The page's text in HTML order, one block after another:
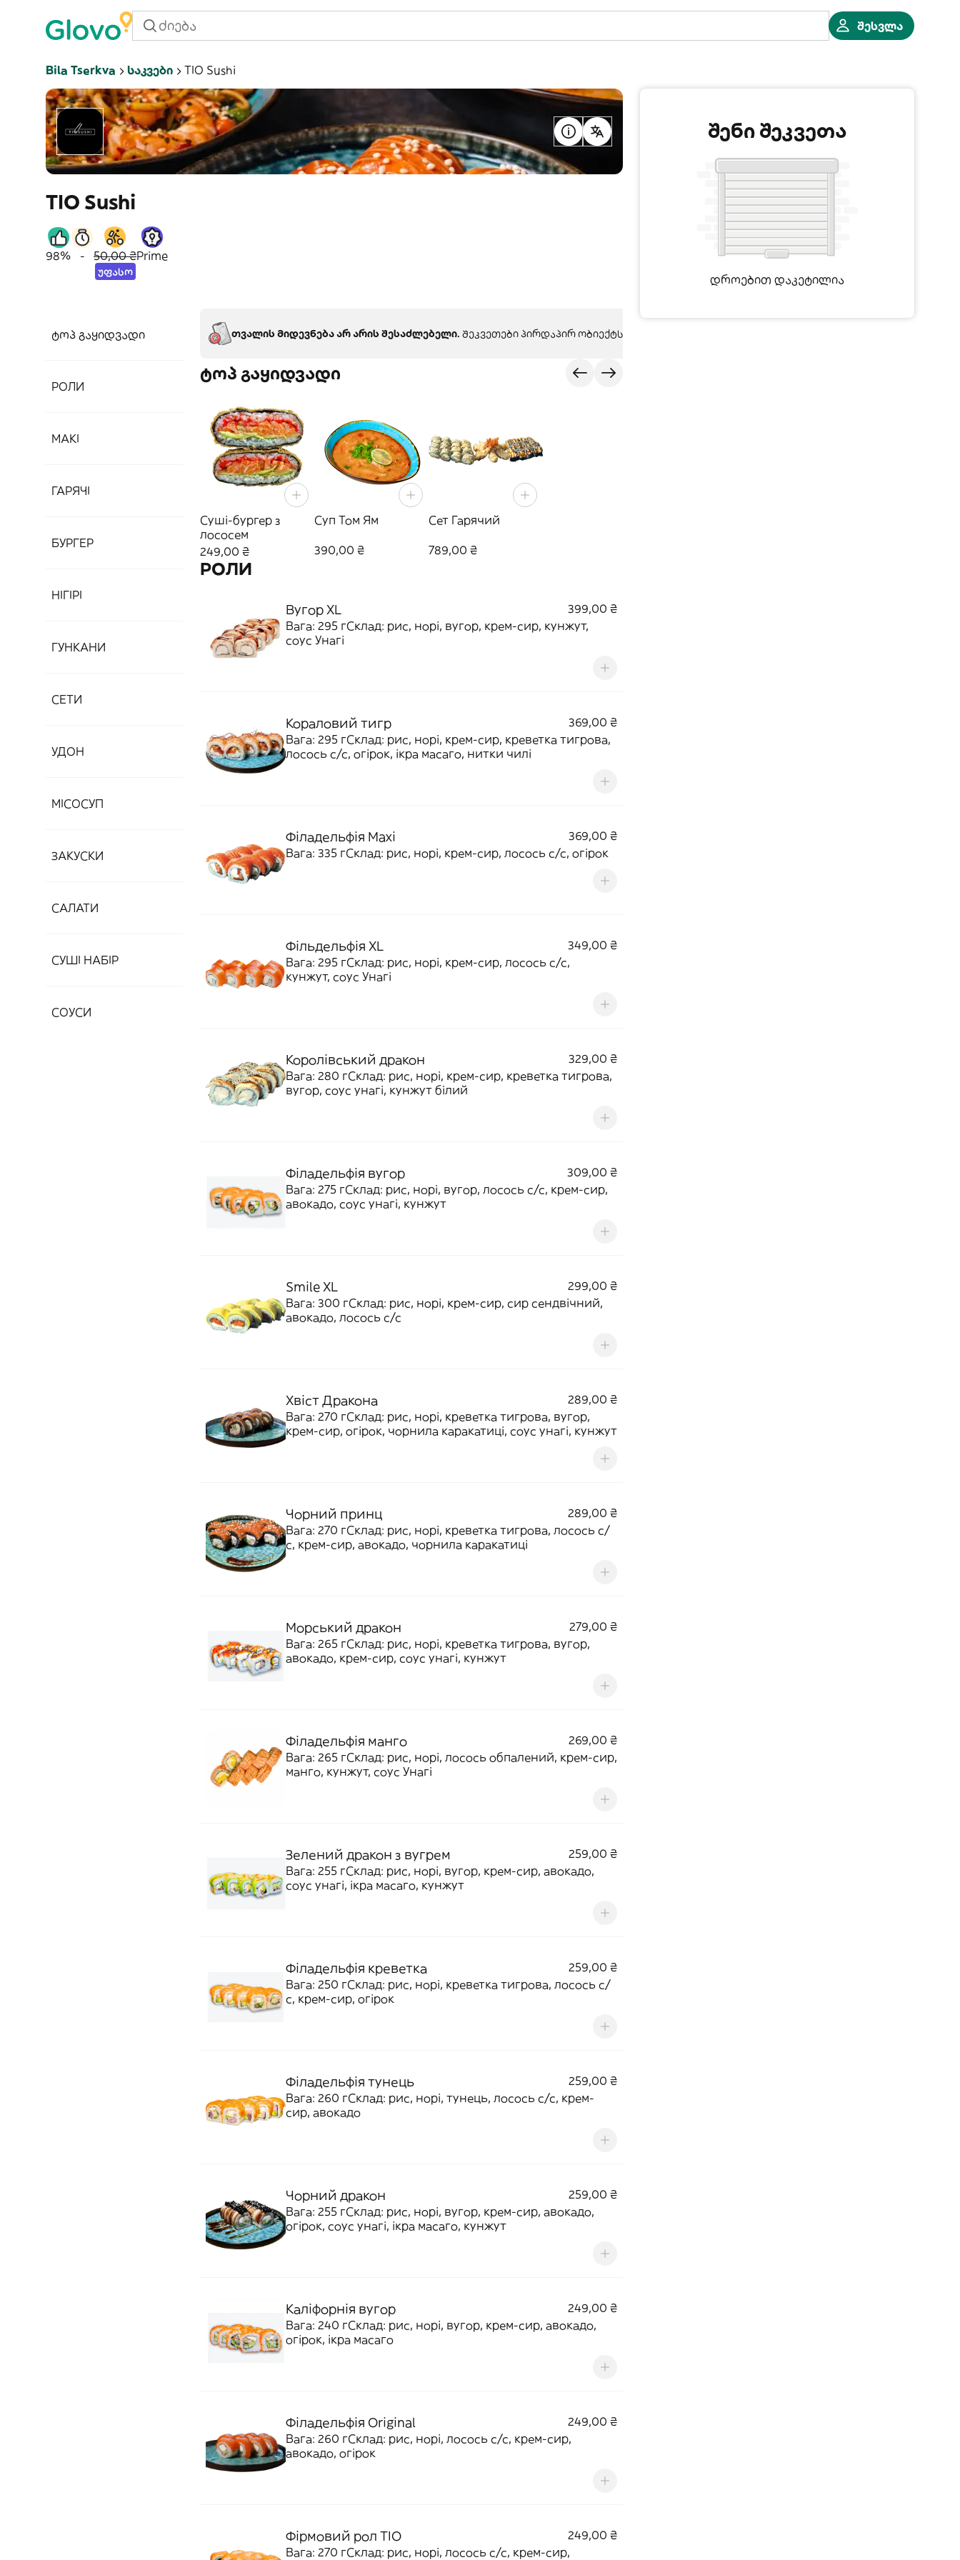
შესვლა
Bila Tserkva Საკვები TIO Sushi
TIO Sushi
98% - 50,00 ₴
უფასო
Prime
ტოპ გაყიდვადი
РОЛИ
МАКІ
ГАРЯЧІ
БУРГЕР
НІГІРІ
ГУНКАНИ
СЕТИ
УДОН
МІСОСУП
ЗАКУСКИ
САЛАТИ
СУШІ НАБІР
СОУСИ
თვალის მიდევნება არ არის შესაძლებელი. შეკვეთები პირდაპირ ობიექტს მოაქვს.
ტოპ გაყიდვადი
Суші-бургер з
лососем
249,00 ₴
Суп Том Ям
390,00 ₴
Сет Гарячий
789,00 ₴
РОЛИ
Вугор XL
399,00 ₴
Вага: 295 гСклад: рис, норі, вугор, крем-сир, кунжут,
соус Унагі
Кораловий тигр
369,00 ₴
Вага: 295 гСклад: рис, норі, крем-сир, креветка тигрова,
лосось с/с, огірок, ікра масаго, нитки чилі
Філадельфія Maxi
369,00 ₴
Вага: 335 гСклад: рис, норі, крем-сир, лосось с/с, огірок
Фільдельфія XL
349,00 ₴
Вага: 295 гСклад: рис, норі, крем-сир, лосось с/с,
кунжут, соус Унагі
Королівський дракон
329,00 ₴
Вага: 280 гСклад: рис, норі, крем-сир, креветка тигрова,
вугор, соус унагі, кунжут білий
Філадельфія вугор
309,00 ₴
Вага: 275 гСклад: рис, норі, вугор, лосось с/с, крем-сир,
авокадо, соус унагі, кунжут
Smile XL
299,00 ₴
Вага: 300 гСклад: рис, норі, крем-сир, сир сендвічний,
авокадо, лосось с/с
Хвіст Дракона
289,00 ₴
Вага: 270 гСклад: рис, норі, креветка тигрова, вугор,
крем-сир, огірок, чорнила каракатиці, соус унагі, кунжут
Чорний принц
289,00 ₴
Вага: 270 гСклад: рис, норі, креветка тигрова, лосось с/
с, крем-сир, авокадо, чорнила каракатиці
Морський дракон
279,00 ₴
Вага: 265 гСклад: рис, норі, креветка тигрова, вугор,
авокадо, крем-сир, соус унагі, кунжут
Філадельфія манго
269,00 ₴
Вага: 265 гСклад: рис, норі, лосось обпалений, крем-сир,
манго, кунжут, соус Унагі
Зелений дракон з вугрем
259,00 ₴
Вага: 255 гСклад: рис, норі, вугор, крем-сир, авокадо,
соус унагі, ікра масаго, кунжут
Філадельфія креветка
259,00 ₴
Вага: 250 гСклад: рис, норі, креветка тигрова, лосось с/
с, крем-сир, огірок
Філадельфія тунець
259,00 ₴
Вага: 260 гСклад: рис, норі, тунець, лосось с/с, крем-
сир, авокадо
Чорний дракон
259,00 ₴
Вага: 255 гСклад: рис, норі, вугор, крем-сир, авокадо,
огірок, соус унагі, ікра масаго, кунжут
Каліфорнія вугор
249,00 ₴
Вага: 240 гСклад: рис, норі, вугор, крем-сир, авокадо,
огірок, ікра масаго
Філадельфія Original
249,00 ₴
Вага: 260 гСклад: рис, норі, лосось с/с, крем-сир,
авокадо, огірок
Фірмовий рол ТІО
249,00 ₴
Вага: 270 гСклад: рис, норі, лосось с/с, крем-сир,
შენი შეკვეთა
დროებით დაკეტილია